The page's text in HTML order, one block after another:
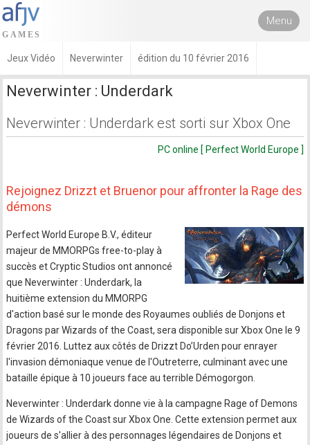
Menu
Jeux Vidéo Neverwinter édition du 10 février 2016
Neverwinter : Underdark
Neverwinter : Underdark est sorti sur Xbox One
PC online [ Perfect World Europe ]
Rejoignez Drizzt et Bruenor pour affronter la Rage des
démons
Perfect World Europe B.V., éditeur
majeur de MMORPGs free-to-play à
succès et Cryptic Studios ont annoncé
que Neverwinter : Underdark, la
huitième extension du MMORPG
d'action basé sur le monde des Royaumes oubliés de Donjons et
Dragons par Wizards of the Coast, sera disponible sur Xbox One le 9
février 2016. Luttez aux côtés de Drizzt Do’Urden pour enrayer
l'invasion démoniaque venue de l'Outreterre, culminant avec une
bataille épique à 10 joueurs face au terrible Démogorgon.
Neverwinter : Underdark donne vie à la campagne Rage of Demons
de Wizards of the Coast sur Xbox One. Cette extension permet aux
joueurs de s'allier à des personnages légendaires de Donjons et